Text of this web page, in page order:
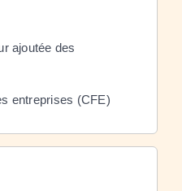
ajoutée des
entreprises (CFE)